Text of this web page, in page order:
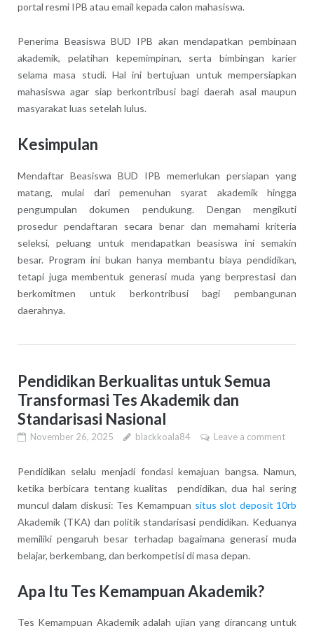
portal resmi IPB atau email kepada calon mahasiswa.
Penerima Beasiswa BUD IPB akan mendapatkan pembinaan
akademik, pelatihan kepemimpinan, serta bimbingan karier
selama masa studi. Hal ini bertujuan untuk mempersiapkan
mahasiswa agar siap berkontribusi bagi daerah asal maupun
masyarakat luas setelah lulus.
Kesimpulan
Mendaftar Beasiswa BUD IPB memerlukan persiapan yang
matang, mulai dari pemenuhan syarat akademik hingga
pengumpulan dokumen pendukung. Dengan mengikuti
prosedur pendaftaran secara benar dan memahami kriteria
seleksi, peluang untuk mendapatkan beasiswa ini semakin
besar. Program ini bukan hanya membantu biaya pendidikan,
tetapi juga membentuk generasi muda yang berprestasi dan
berkomitmen untuk berkontribusi bagi pembangunan
daerahnya.
Pendidikan Berkualitas untuk Semua
Transformasi Tes Akademik dan
Standarisasi Nasional
November 26, 2025 blackkoala84 Leave a comment
Pendidikan selalu menjadi fondasi kemajuan bangsa. Namun,
ketika berbicara tentang kualitas pendidikan, dua hal sering
muncul dalam diskusi: Tes Kemampuan situs slot deposit 10rb
Akademik (TKA) dan politik standarisasi pendidikan. Keduanya
memiliki pengaruh besar terhadap bagaimana generasi muda
belajar, berkembang, dan berkompetisi di masa depan.
Apa Itu Tes Kemampuan Akademik?
Tes Kemampuan Akademik adalah ujian yang dirancang untuk